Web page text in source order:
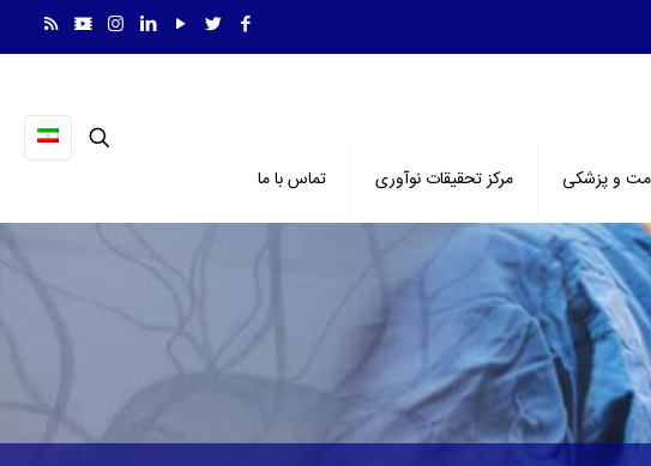
و پزشکی مرکز تحقیقات نوآوری تماس با ما